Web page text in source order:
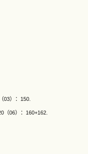
03）：150.
（06）：160+162.